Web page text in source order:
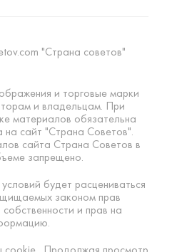
"Страна советов"
и торговые марки
и владельцам. При
материалов обязательна
на сайт "Страна Советов".
сайта Страна Советов в
запрещено.
будет расцениваться
законом прав
и прав на